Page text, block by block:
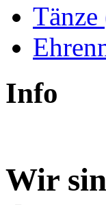
Info
Wir